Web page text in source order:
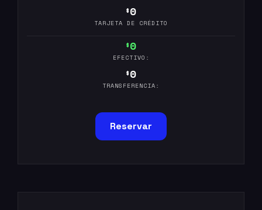
$0
TARJETA DE CRÉDITO
$0
EFECTIVO:
$0
TRANSFERENCIA:
Reservar